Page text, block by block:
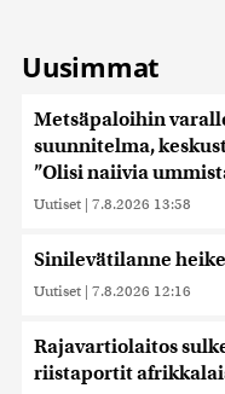
Uusimmat
Metsäpaloihin
suunnitelma,
”Olisi naiivia
Uutiset | 7.8.2026 13:58
Sinilevätilanne
Uutiset | 7.8.2026 12:16
Rajavartiolaitos
riistaportit